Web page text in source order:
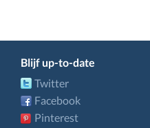
Blijf up-to-date
Twitter
Facebook
Pinterest